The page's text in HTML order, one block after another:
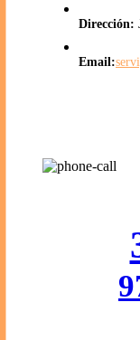
Dirección:
Email: